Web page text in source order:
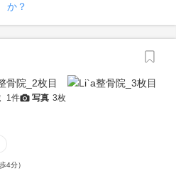
か？
1件 写真 3枚
4分）